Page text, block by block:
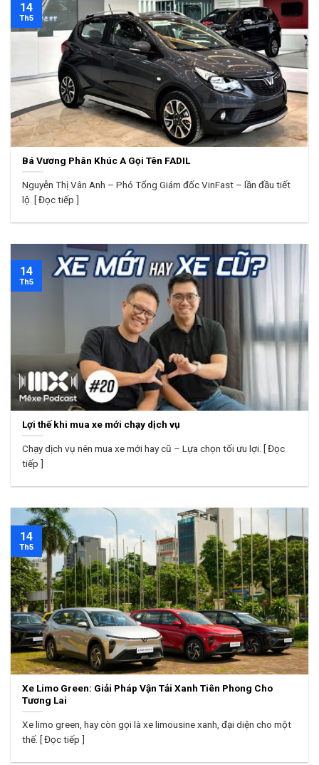
Bá Vương Phân Khúc A Gọi Tên FADIL
Nguyễn Thị Vân Anh – Phó Tổng Giám đốc VinFast – lần đầu tiết
lộ. [ Đọc tiếp ]
14
Th5
Lợi thế khi mua xe mới chạy dịch vụ
Chạy dịch vụ nên mua xe mới hay cũ – Lựa chọn tối ưu lợi. [ Đọc
tiếp ]
14
Th5
Xe Limo Green: Giải Pháp Vận Tải Xanh Tiên Phong Cho
Tương Lai
Xe limo green, hay còn gọi là xe limousine xanh, đại diện cho một
thế. [ Đọc tiếp ]
14
Th5